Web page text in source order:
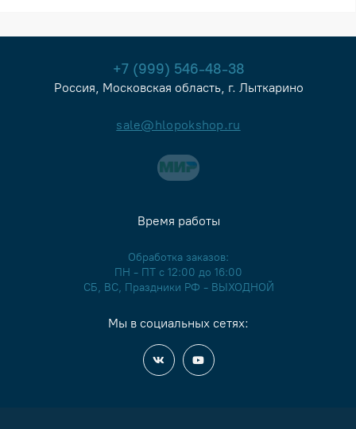
+7 (999) 546-48-38
Россия, Московская область, г. Лыткарино
sale@hlopokshop.ru
Время работы
Обработка заказов:
ПН - ПТ с 12:00 до 16:00
СБ, ВС, Праздники РФ - ВЫХОДНОЙ
Мы в социальных сетях: